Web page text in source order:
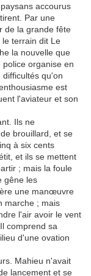
accourus
Par une
de la grande fête
terrain dit Le
la nouvelle que
organise en
qu'on
est
l'aviateur et son
Ils ne
brouillard, et se
à six cents
et ils se mettent
; mais la foule
gêne les
une manœuvre
marche ; mais
l'air avoir le vent
comprend sa
d'une ovation
Mahieu n'avait
lancement et se